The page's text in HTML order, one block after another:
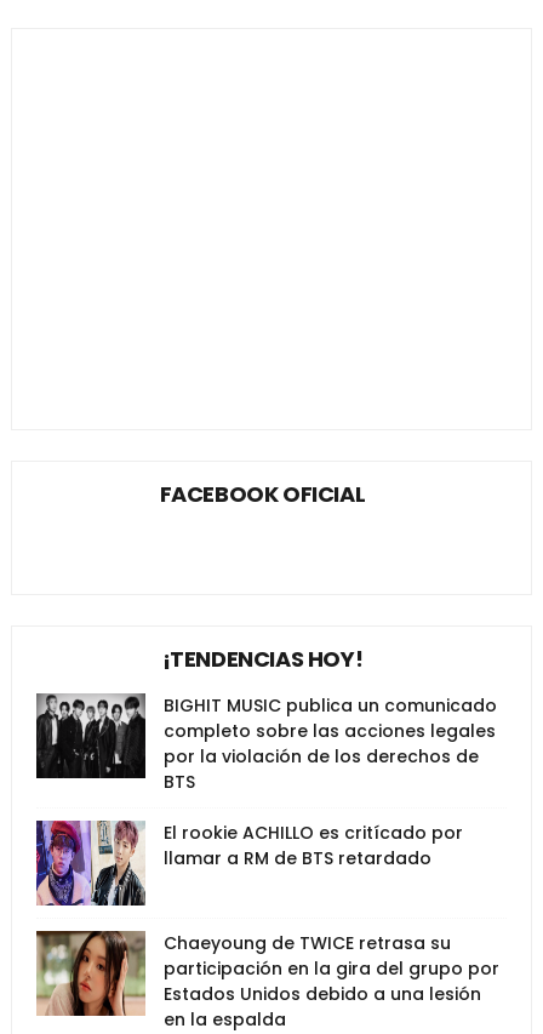
FACEBOOK OFICIAL
¡TENDENCIAS HOY!
BIGHIT MUSIC publica un comunicado
completo sobre las acciones legales
por la violación de los derechos de
BTS
El rookie ACHILLO es critícado por
llamar a RM de BTS retardado
Chaeyoung de TWICE retrasa su
participación en la gira del grupo por
Estados Unidos debido a una lesión
en la espalda